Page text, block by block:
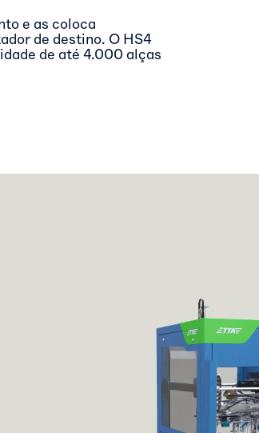
e as coloca
de destino. O HS4
de até 4.000 alças